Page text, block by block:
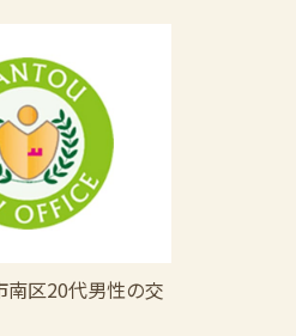
南区20代男性の交